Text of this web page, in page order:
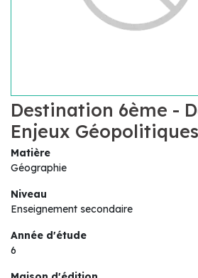
Destination 6ème -
Enjeux Géopolitiques
Matière
Géographie
Niveau
Enseignement secondaire
Année d'étude
6